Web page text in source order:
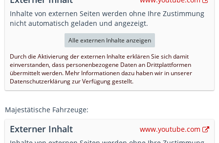
Inhalte von externen Seiten werden ohne Ihre Zustimmung
nicht automatisch geladen und angezeigt.
Alle externen Inhalte anzeigen
Durch die Aktivierung der externen Inhalte erklären Sie sich damit
einverstanden, dass personenbezogene Daten an Drittplattformen
übermittelt werden. Mehr Informationen dazu haben wir in unserer
Datenschutzerklärung zur Verfügung gestellt.
Majestätische Fahrzeuge:
Externer Inhalt
www.youtube.com